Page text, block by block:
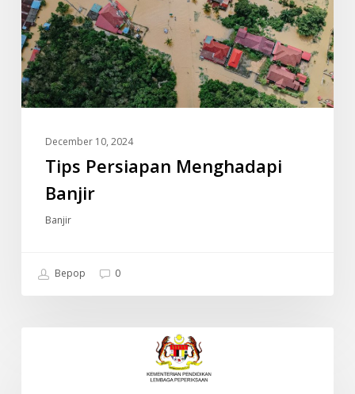
December 10, 2024
Tips Persiapan Menghadapi
Banjir
Banjir
Bepop 0